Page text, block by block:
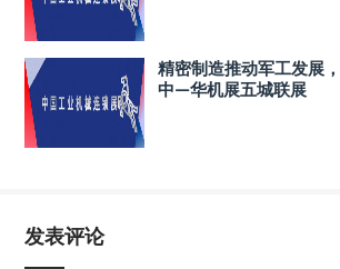
精密制造推动军工发展
中—华机展五城联展
发表评论